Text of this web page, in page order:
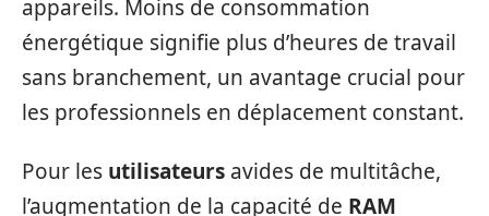
appareils. Moins de consommation
énergétique signifie plus d’heures de travail
sans branchement, un avantage crucial pour
les professionnels en déplacement constant.
Pour les utilisateurs avides de multitâche,
l’augmentation de la capacité de RAM